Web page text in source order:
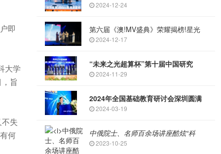
即
大学
旨
失
何
2024-12-24
第六届《澳!MV盛典》荣耀揭榜!星光
2024-12-17
“未来之光超算杯”第十届中国研究
2024-11-29
2024年全国基础教育研讨会深圳圆满
2024-03-19
中俄院士、名师百余场讲座酷炫“科
2023-10-25